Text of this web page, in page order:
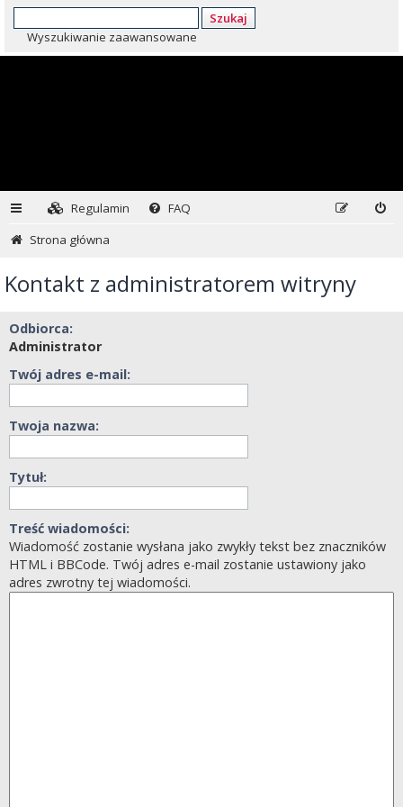
Szukaj
Wyszukiwanie zaawansowane
Regulamin
FAQ
Strona główna
Kontakt z administratorem witryny
Odbiorca:
Administrator
Twój adres e-mail:
Twoja nazwa:
Tytuł:
Treść wiadomości:
Wiadomość zostanie wysłana jako zwykły tekst bez znaczników
HTML i BBCode. Twój adres e-mail zostanie ustawiony jako
adres zwrotny tej wiadomości.